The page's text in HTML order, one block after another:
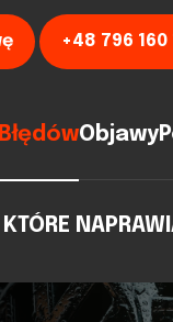
+48 796 160
Objawy
KTÓRE